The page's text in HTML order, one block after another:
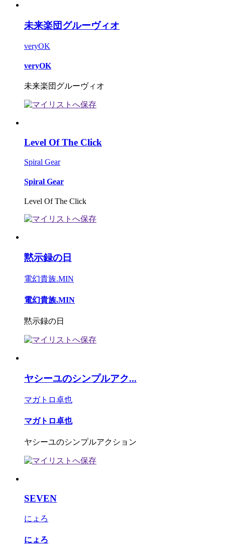
未来楽団グルーヴィオ
veryOK
veryOK
未来楽団グルーヴィオ
Level Of The Click
Spiral Gear
Spiral Gear
Level Of The Click
黙示録の日
電幻貴族.MIN
電幻貴族.MIN
黙示録の日
ヤシーユのシンプルアク...
マガトロ卓也
マガトロ卓也
ヤシーユのシンプルアクション
SEVEN
にょろ
にょろ